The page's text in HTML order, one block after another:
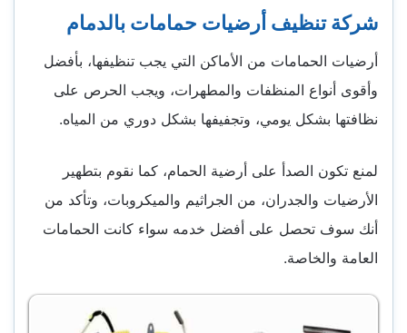
شركة تنظيف أرضيات حمامات بالدمام
أرضيات الحمامات من الأماكن التي يجب تنظيفها، بأفضل
وأقوى أنواع المنظفات والمطهرات، ويجب الحرص على
نظافتها بشكل يومي، وتجفيفها بشكل دوري من المياه.
لمنع تكون الصدأ على أرضية الحمام، كما نقوم بتطهير
الأرضيات والجدران، من الجراثيم والميكروبات، وتأكد من
أنك سوف تحصل على أفضل خدمه سواء كانت الحمامات
العامة والخاصة.